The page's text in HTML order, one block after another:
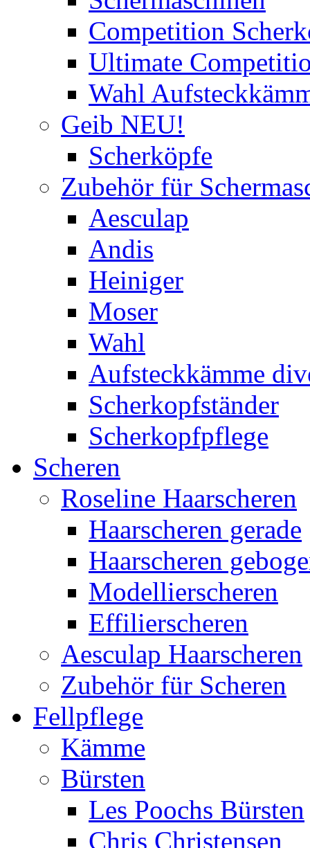
Competition
Ultimate
Wahl
Geib NEU!
Scherköpfe
Zubehör für
Aesculap
Andis
Heiniger
Moser
Wahl
Aufsteckkämme
Scherkopfständer
Scherkopfpflege
Scheren
Roseline Haarscheren
Haarscheren gerade
Haarscheren
Modellierscheren
Effilierscheren
Aesculap Haarscheren
Zubehör für Scheren
Fellpflege
Kämme
Bürsten
Les Poochs Bürsten
Chris Christensen